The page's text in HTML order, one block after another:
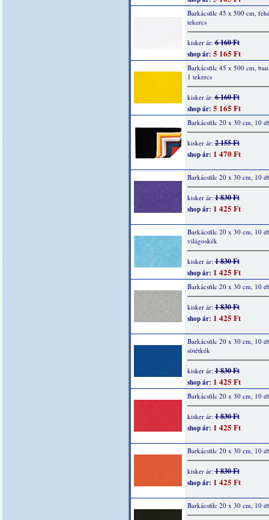
Barkácsfilc 45 x 500 cm,
tekercs
kisker ár:6 160 Ft
shop ár: 5 165 Ft
Barkácsfilc 45 x 500 cm,
1 tekercs
kisker ár:6 160 Ft
shop ár: 5 165 Ft
Barkácsfilc 20 x 30 cm, 10
kisker ár:2 155 Ft
shop ár: 1 470 Ft
Barkácsfilc 20 x 30 cm, 10
kisker ár:1 830 Ft
shop ár: 1 425 Ft
Barkácsfilc 20 x 30 cm, 10
világoskék
kisker ár:1 830 Ft
shop ár: 1 425 Ft
Barkácsfilc 20 x 30 cm, 10
kisker ár:1 830 Ft
shop ár: 1 425 Ft
Barkácsfilc 20 x 30 cm, 10
sötétkék
kisker ár:1 830 Ft
shop ár: 1 425 Ft
Barkácsfilc 20 x 30 cm, 10
kisker ár:1 830 Ft
shop ár: 1 425 Ft
Barkácsfilc 20 x 30 cm, 10
kisker ár:1 830 Ft
shop ár: 1 425 Ft
Barkácsfilc 20 x 30 cm, 10